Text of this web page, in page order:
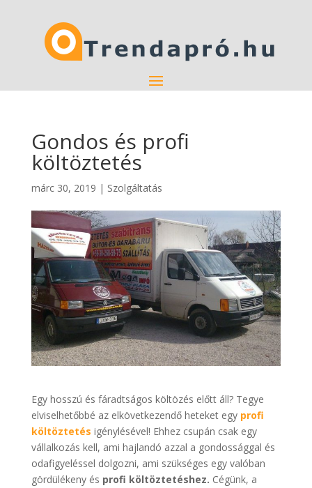
Gondos és profi
költöztetés
márc 30, 2019 | Szolgáltatás
Egy hosszú és fáradtságos költözés előtt áll? Tegye
elviselhetőbbé az elkövetkezendő heteket egy profi
költöztetés igénylésével! Ehhez csupán csak egy
vállalkozás kell, ami hajlandó azzal a gondossággal és
odafigyeléssel dolgozni, ami szükséges egy valóban
gördülékeny és profi költöztetéshez. Cégünk, a